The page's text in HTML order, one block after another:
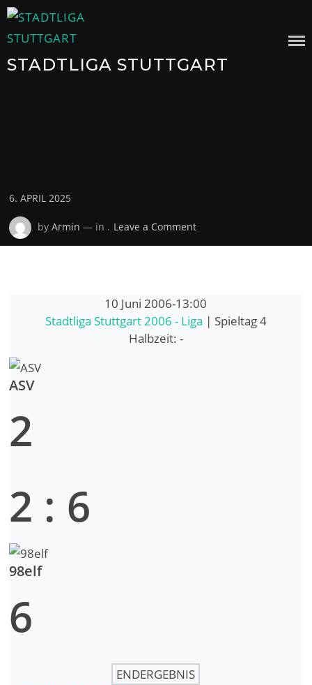
Skip
to
STADTLIGA STUTTGART
Posted
on
6. APRIL 2025
byArmin — in . Leave a Commenton
10 Juni 2006-13:00
Stadtliga Stuttgart 2006 - Liga | Spieltag 4
Halbzeit: -
ASV
2
2 : 6
98elf
6
ENDERGEBNIS